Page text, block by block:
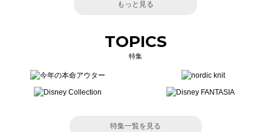
もっと見る
TOPICS
特集
特集一覧を見る